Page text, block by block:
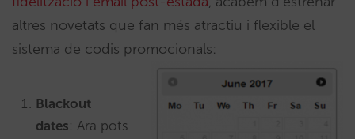
altres novetats que fan més atractiu i flexible el
sistema de codis promocionals:
Blackout
dates: Ara pots